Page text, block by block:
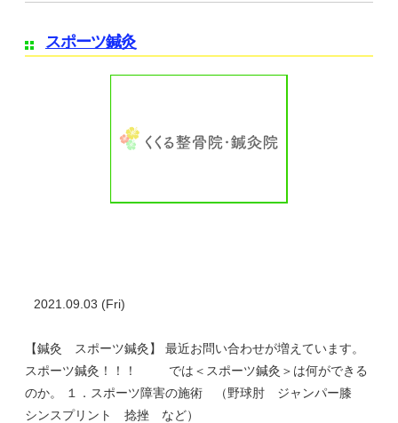
スポーツ鍼灸
2021.09.03 (Fri)
【鍼灸 スポーツ鍼灸】 最近お問い合わせが増えています。
スポーツ鍼灸！！！ では＜スポーツ鍼灸＞は何ができる
のか。 １．スポーツ障害の施術 （野球肘 ジャンパー膝
シンスプリント 捻挫 など）